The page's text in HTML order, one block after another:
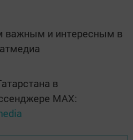
важным и интересным в
в
MАХ: